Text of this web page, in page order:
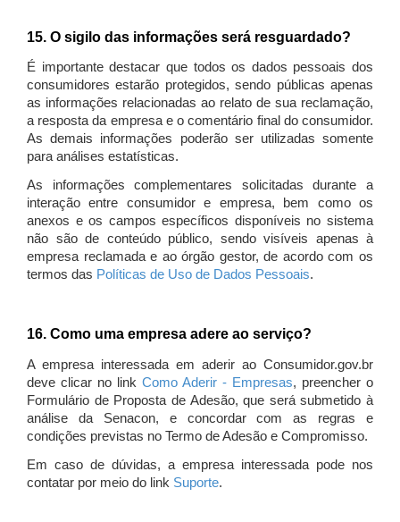
15. O sigilo das informações será resguardado?
É importante destacar que todos os dados pessoais dos
consumidores estarão protegidos, sendo públicas apenas
as informações relacionadas ao relato de sua reclamação,
a resposta da empresa e o comentário final do consumidor.
As demais informações poderão ser utilizadas somente
para análises estatísticas.
As informações complementares solicitadas durante a
interação entre consumidor e empresa, bem como os
anexos e os campos específicos disponíveis no sistema
não são de conteúdo público, sendo visíveis apenas à
empresa reclamada e ao órgão gestor, de acordo com os
termos das Políticas de Uso de Dados Pessoais.
16. Como uma empresa adere ao serviço?
A empresa interessada em aderir ao Consumidor.gov.br
deve clicar no link Como Aderir - Empresas, preencher o
Formulário de Proposta de Adesão, que será submetido à
análise da Senacon, e concordar com as regras e
condições previstas no Termo de Adesão e Compromisso.
Em caso de dúvidas, a empresa interessada pode nos
contatar por meio do link Suporte.